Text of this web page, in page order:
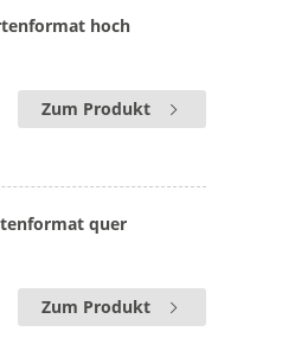
hoch
Zum Produkt
quer
Zum Produkt